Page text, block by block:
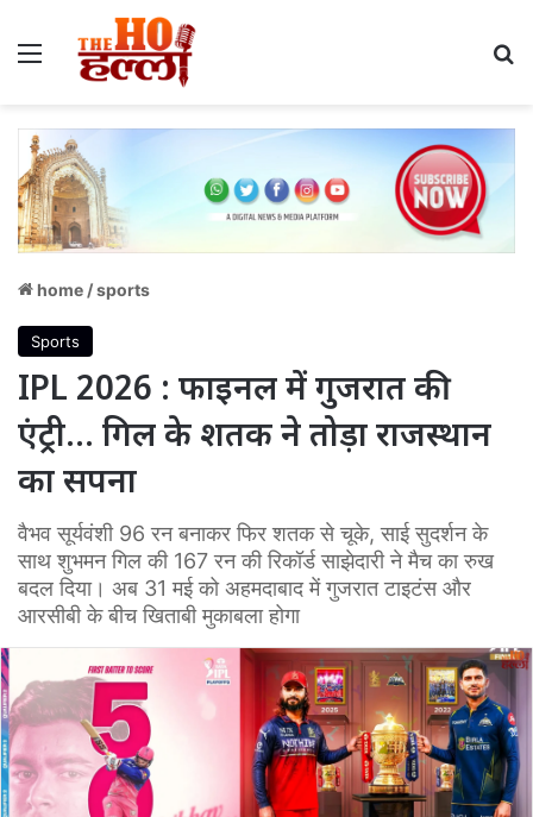
Menu
home /sports
Sports
IPL 2026 : फाइनल में गुजरात की
एंट्री… गिल के शतक ने तोड़ा राजस्थान
का सपना
वैभव सूर्यवंशी 96 रन बनाकर फिर शतक से चूके, साई सुदर्शन के
साथ शुभमन गिल की 167 रन की रिकॉर्ड साझेदारी ने मैच का रुख
बदल दिया। अब 31 मई को अहमदाबाद में गुजरात टाइटंस और
आरसीबी के बीच खिताबी मुकाबला होगा